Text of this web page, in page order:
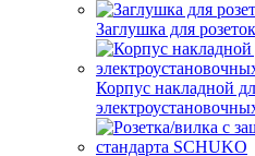
Заглушка для
Корпус накладной